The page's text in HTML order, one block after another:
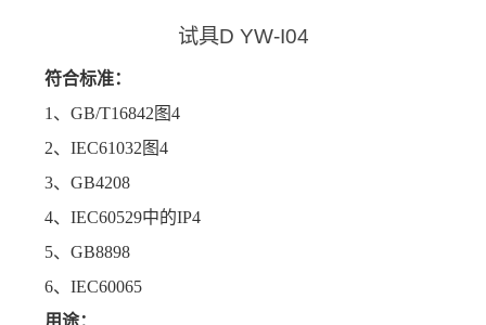
试具D YW-I04
符合标准：
1、GB/T16842图4
2、IEC61032图4
3、GB4208
4、IEC60529中的IP4
5、GB8898
6、IEC60065